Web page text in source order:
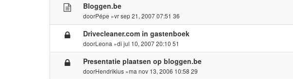
Bloggen.be
doorPépe »vr sep 21, 2007 07:51 36
Drivecleaner.com in gastenboek
doorLeona »di jul 10, 2007 20:10 51
Presentatie plaatsen op bloggen.be
doorHendrikius »ma nov 13, 2006 10:58 29